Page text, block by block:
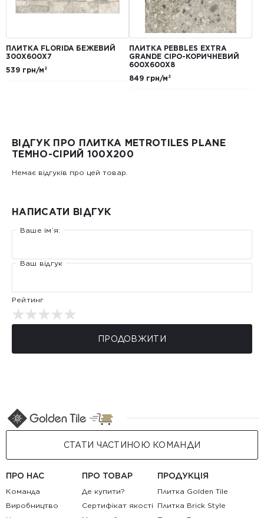
ПЛИТКА FLORIDA БЕЖЕВИЙ
300Х600Х7
539 грн/м²
ПЛИТКА PEBBLES EXTRA
GRANDE СІРО-КОРИЧНЕВИЙ
600Х600Х8
849 грн/м²
ВІДГУК ПРО ПЛИТКА METROTILES PLANE
ТЕМНО-СІРИЙ 100X200
Немає відгуків про цей товар.
НАПИСАТИ ВІДГУК
Ваше ім’я:
Ваш відгук
Рейтинг
ПРОДОВЖИТИ
СТАТИ ЧАСТИНОЮ КОМАНДИ
ПРО НАС
Команда
Виробництво
ПРО ТОВАР
Де купити?
Сертифікат якості
ПРОДУКЦІЯ
Плитка Golden Tile
Плитка Brick Style